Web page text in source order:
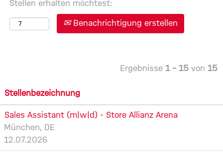
Stellen erhalten möchtest:
Benachrichtigung erstellen
Ergebnisse 1 – 15 von 15
Stellenbezeichnung
Sales Assistant (m|w|d) - Store Allianz Arena
München, DE
12.07.2026